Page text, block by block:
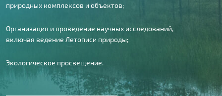
природных комплексов и объектов;
Организация и проведение научных исследований,
включая ведение Летописи природы;
Экологическое просвещение.